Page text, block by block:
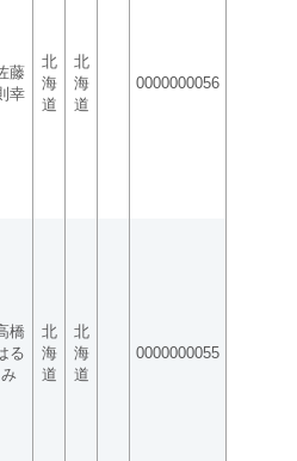
藤
幸
北
海
道
北
海
道
0000000056
橋
る
み
北
海
道
北
海
道
0000000055